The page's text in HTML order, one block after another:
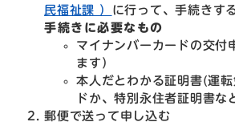
民福祉課 ） に行って、手続きす
手続きに必要なもの
マイナンバーカードの交付
ます）
本人だとわかる証明書(運
ドか、特別永住者証明書な
郵便で送って申し込む